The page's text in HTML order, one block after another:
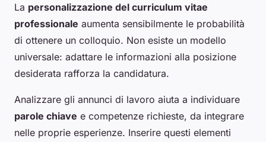
La personalizzazione del curriculum vitae
professionale aumenta sensibilmente le probabilità
di ottenere un colloquio. Non esiste un modello
universale: adattare le informazioni alla posizione
desiderata rafforza la candidatura.
Analizzare gli annunci di lavoro aiuta a individuare
parole chiave e competenze richieste, da integrare
nelle proprie esperienze. Inserire questi elementi